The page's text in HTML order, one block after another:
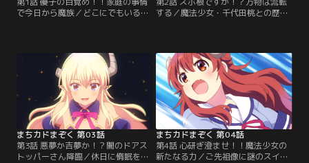
で今日から魔族／どこにでもいる普
たのは衝撃の事実。「吉田家は古代
より闇を糧とするもの……封印され
し『闇の一族』の末裔なのです」 一
族の封印を解くべく、闇の力に目覚
めた優子と一族の宿敵・魔法少女と
の戦いが今……。【提供：バンダイ
チャンネル】
する／魔法少女・千代田桃との歴然
を聞いていた桃に勢いで決闘を申し
込んでしまう。決闘の日は週末。果
たしてシャミ子はそれまでに強くな
れるのか！？そして増額してもらっ
たシャミ子のお小遣いの行方
は！！？【提供：バンダイチャンネ
ル】
まちカドまぞく 第03話
第3話 悪夢か吉夢か！？闇のドアス
トッパーさん降臨／休日に惰眠を貪
まちカドまぞく 第04話
第4話 心研ぎ澄ませ！！魔法少女の
新たなる力／ご先祖像に謎のスイッ